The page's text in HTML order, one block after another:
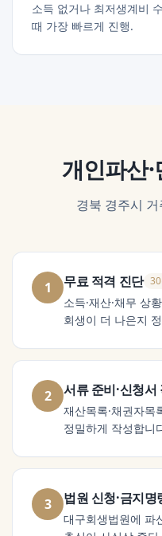
소득 없거나 최저생계비
때 가장 빠르게 진행.
개인파산·
경북 경주시
1 무료 적격 진단
소득·재산·채무 상
회생이 더 나은지
2 서류 준비·신청서
재산목록·채권자목
정밀하게 작성합니
3 법원 신청·금지명
대구회생법원에 파